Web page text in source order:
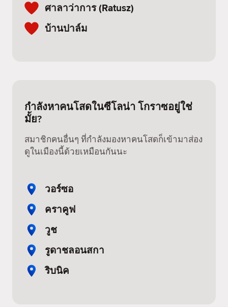
ศาลาว่าการ (Ratusz)
บ้านปาล์ม
กำลังหาคนโสดในซีโลน่า โกราซอยู่ใช่
มั้ย?
สมาชิกคนอื่นๆ ที่กำลังมองหาคนโสดก็เข้ามาส่อง
ดูในเมืองนี้ด้วยเหมือนกันนะ
วอร์ซอ
คราคูฟ
วูช
รูดาชลอนสกา
ริบนิค